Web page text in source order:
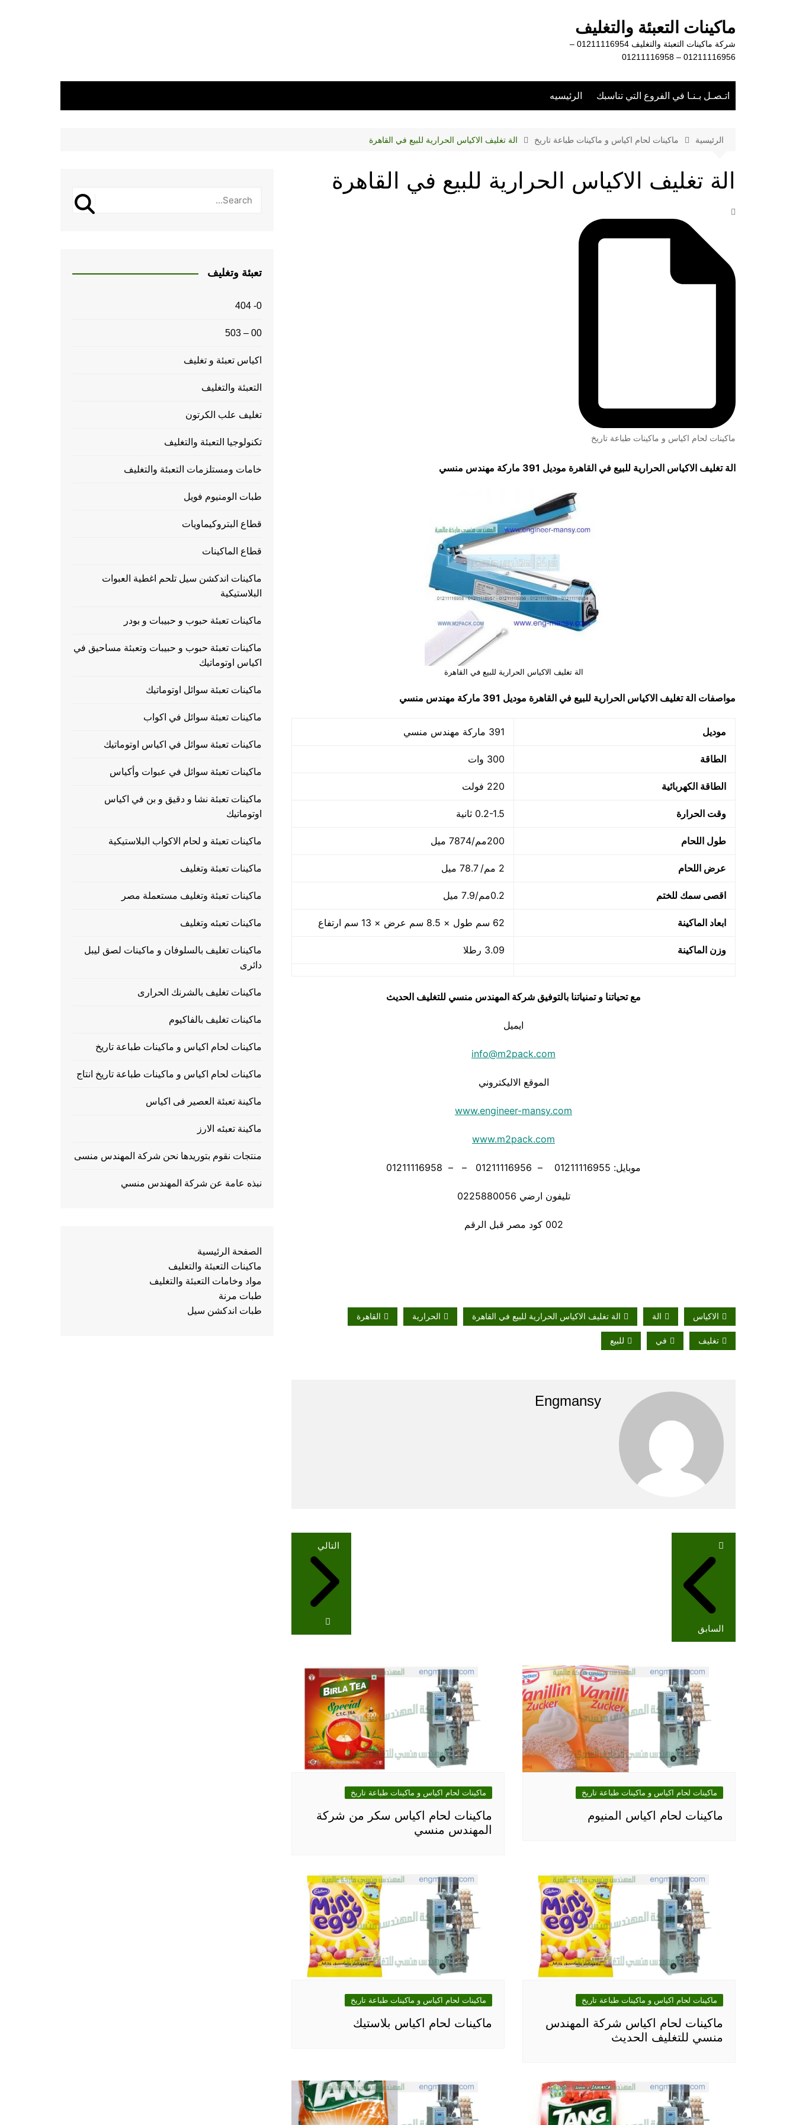
ماكينات التعبئة والتغليف
شركة ماكينات التعبئة والتغليف 01211116954 –
01211116956 – 01211116958
اتـصـل بـنـا في الفروع التي تناسبك الرئيسيه
الرئيسية ماكينات لحام اكياس و ماكينات طباعة تاريخ الة تغليف الاكياس الحرارية للبيع في القاهرة
الة تغليف الاكياس الحرارية للبيع في القاهرة
ماكينات لحام اكياس و ماكينات طباعة تاريخ
الة تغليف الاكياس الحرارية للبيع في القاهرة موديل 391 ماركة مهندس منسي
الة تغليف الاكياس الحرارية للبيع في القاهرة
مواصفات الة تغليف الاكياس الحرارية للبيع في القاهرة موديل 391 ماركة مهندس منسي
موديل 391 ماركة مهندس منسي
الطاقة 300 وات
الطاقة الكهربائية 220 فولت
وقت الحرارة 0.2-1.5 ثانية
طول اللحام 200مم/7874 ميل
عرض اللحام 2 مم/ 78.7 ميل
اقصى سمك للختم 0.2مم/7.9 ميل
ابعاد الماكينة 62 سم طول × 8.5 سم عرض × 13 سم ارتفاع
وزن الماكينة 3.09 رطلا
مع تحياتنا و تمنياتنا بالتوفيق شركة المهندس منسي للتغليف الحديث
ايميل
info@m2pack.com
الموقع الاليكتروني
www.engineer-mansy.com
www.m2pack.com
موبايل: 01211116955 – 01211116956 – – 01211116958
تليفون ارضي 0225880056
002 كود مصر قبل الرقم
الاكياس الة الة تغليف الاكياس الحرارية للبيع في القاهرة الحرارية القاهرة
تغليف في للبيع
Engmansy
تصفّح
المقالات
السابق
التالي
ماكينات لحام اكياس و ماكينات طباعة تاريخ
ماكينات لحام اكياس المنيوم
ماكينات لحام اكياس و ماكينات طباعة تاريخ
ماكينات لحام اكياس سكر من شركة
المهندس منسي
ماكينات لحام اكياس و ماكينات طباعة تاريخ
ماكينات لحام اكياس شركة المهندس
منسي للتغليف الحديث
ماكينات لحام اكياس و ماكينات طباعة تاريخ
ماكينات لحام اكياس بلاستيك‎
تعبئة وتغليف
0- 404
00 – 503
اكياس تعبئة و تغليف
التعبئة والتغليف
تغليف علب الكرتون
تكنولوجيا التعبئة والتغليف
خامات ومستلزمات التعبئة والتغليف
طبات الومنيوم فويل
قطاع البتروكيماويات
قطاع الماكينات
ماكينات اندكشن سيل تلحم اغطية العبوات
البلاستيكية
ماكينات تعبئة حبوب و حبيبات و بودر
ماكينات تعبئة حبوب و حبيبات وتعبئة مساحيق في
اكياس اوتوماتيك
ماكينات تعبئة سوائل اوتوماتيك
ماكينات تعبئة سوائل في اكواب
ماكينات تعبئة سوائل في اكياس اوتوماتيك
ماكينات تعبئة سوائل في عبوات وأكياس
ماكينات تعبئة نشا و دقيق و بن في اكياس
اوتوماتيك
ماكينات تعبئة و لحام الاكواب البلاستيكية
ماكينات تعبئة وتغليف
ماكينات تعبئة وتغليف مستعملة مصر
ماكينات تعبئه وتغليف
ماكينات تغليف بالسلوفان و ماكينات لصق ليبل
دائرى
ماكينات تغليف بالشرنك الحرارى
ماكينات تغليف بالفاكيوم
ماكينات لحام اكياس و ماكينات طباعة تاريخ
ماكينات لحام اكياس و ماكينات طباعة تاريخ انتاج
ماكينة تعبئة العصير فى اكياس
ماكينة تعبئه الارز
منتجات نقوم بتوريدها نحن شركة المهندس منسى
نبذه عامة عن شركة المهندس منسي
الصفحة الرئيسية
ماكينات التعبئة والتغليف
مواد وخامات التعبئة والتغليف
طبات مرنة
طبات اندكشن سيل